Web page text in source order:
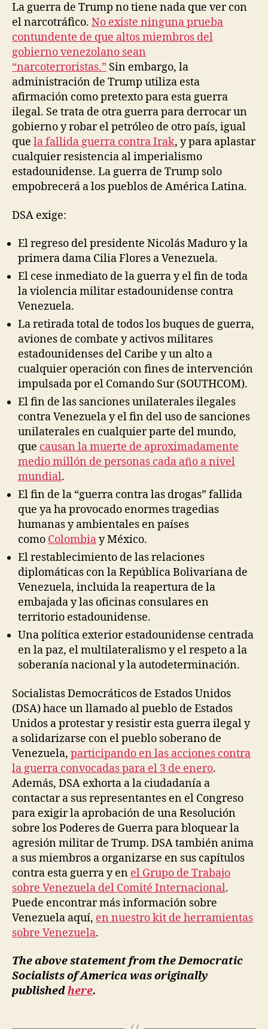
La guerra de Trump no tiene nada que ver con
el narcotráfico. No existe ninguna prueba
contundente de que altos miembros del
gobierno venezolano sean
“narcoterroristas.” Sin embargo, la
administración de Trump utiliza esta
afirmación como pretexto para esta guerra
ilegal. Se trata de otra guerra para derrocar un
gobierno y robar el petróleo de otro país, igual
que la fallida guerra contra Irak, y para aplastar
cualquier resistencia al imperialismo
estadounidense. La guerra de Trump solo
empobrecerá a los pueblos de América Latina.
DSA exige:
El regreso del presidente Nicolás Maduro y la
primera dama Cilia Flores a Venezuela.
El cese inmediato de la guerra y el fin de toda
la violencia militar estadounidense contra
Venezuela.
La retirada total de todos los buques de guerra,
aviones de combate y activos militares
estadounidenses del Caribe y un alto a
cualquier operación con fines de intervención
impulsada por el Comando Sur (SOUTHCOM).
El fin de las sanciones unilaterales ilegales
contra Venezuela y el fin del uso de sanciones
unilaterales en cualquier parte del mundo,
que causan la muerte de aproximadamente
medio millón de personas cada año a nivel
mundial.
El fin de la “guerra contra las drogas” fallida
que ya ha provocado enormes tragedias
humanas y ambientales en países
como Colombiay México.
El restablecimiento de las relaciones
diplomáticas con la República Bolivariana de
Venezuela, incluida la reapertura de la
embajada y las oficinas consulares en
territorio estadounidense.
Una política exterior estadounidense centrada
en la paz, el multilateralismo y el respeto a la
soberanía nacional y la autodeterminación.
Socialistas Democráticos de Estados Unidos
(DSA) hace un llamado al pueblo de Estados
Unidos a protestar y resistir esta guerra ilegal y
a solidarizarse con el pueblo soberano de
Venezuela, participando en las acciones contra
la guerra convocadas para el 3 de enero.
Además, DSA exhorta a la ciudadanía a
contactar a sus representantes en el Congreso
para exigir la aprobación de una Resolución
sobre los Poderes de Guerra para bloquear la
agresión militar de Trump. DSA también anima
a sus miembros a organizarse en sus capítulos
contra esta guerra y en el Grupo de Trabajo
sobre Venezuela del Comité Internacional.
Puede encontrar más información sobre
Venezuela aquí, en nuestro kit de herramientas
sobre Venezuela.
The above statement from the Democratic
Socialists of America was originally
publishedhere.